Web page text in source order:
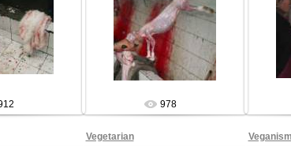
27.08.2009
Sham69
978
Vegetarian Veganism